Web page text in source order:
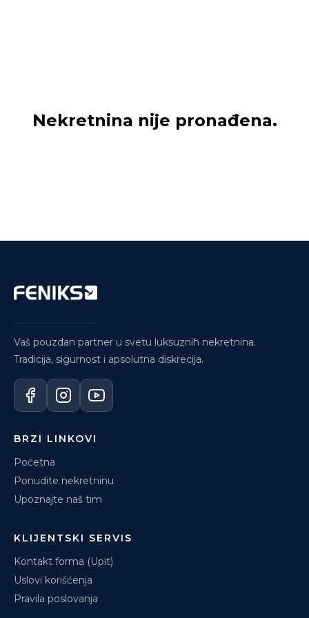
Nekretnina nije pronađena.
Vaš pouzdan partner u svetu luksuznih nekretnina.
Tradicija, sigurnost i apsolutna diskrecija.
BRZI LINKOVI
Početna
Ponudite nekretninu
Upoznajte naš tim
KLIJENTSKI SERVIS
Kontakt forma (Upit)
Uslovi korišćenja
Pravila poslovanja